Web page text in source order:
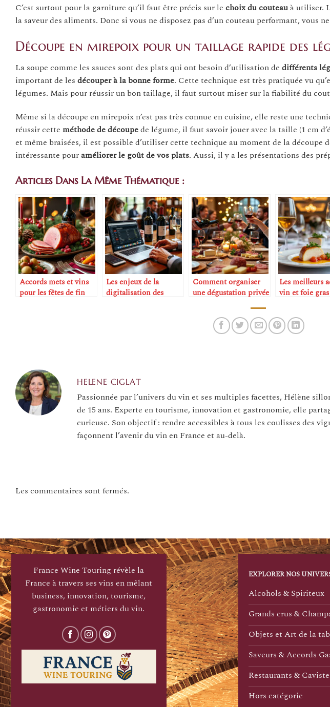
C’est surtout pour la garniture qu’il faut être précis sur le choix du couteauà utiliser.
la saveur des aliments. Donc si vous ne disposez pas d’un couteau performant, vous
Découpe en mirepoix pour un taillage rapide des
La soupe comme les sauces sont des plats qui ont besoin d’utilisation de différents
important de les découper à la bonne forme. Cette technique est très pratiquée vu
légumes. Mais pour réussir un bon taillage, il faut surtout miser sur la fiabilité du
Même si la découpe en mirepoix n’est pas très connue en cuisine, elle reste une
réussir cette méthode de découpede légume, il faut savoir jouer avec la taille (1 cm
et même braisées, il est possible d’utiliser cette technique au moment de la découpe
intéressante pouraméliorer le goût de vos plats. Aussi, il y a les présentations des
Articles Dans La Même Thématique :
Accords mets et vins
pour les fêtes de fin
Les enjeux de la
digitalisation des
Comment organiser
une dégustation privée
Les meilleurs
vin et foie gras
HELENE CIGLAT
Passionnée par l’univers du vin et ses multiples facettes, Hélène
de 15 ans. Experte en tourisme, innovation et gastronomie, elle
curieuse. Son objectif : rendre accessibles à tous les coulisses des
façonnent l’avenir du vin en France et au-delà.
Les commentaires sont fermés.
France Wine Touring révèle la
France à travers ses vins en mêlant
business, innovation, tourisme,
gastronomie et métiers du vin.
EXPLORER NOS
Alcohols & Spiriteux
Grands crus &
Objets et Art de la
Saveurs & Accords
Restaurants &
Hors catégorie